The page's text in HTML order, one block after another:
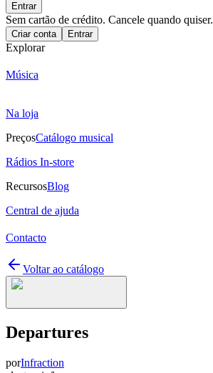
Entrar
Sem cartão de crédito. Cancele quando quiser.
Criar conta Entrar
Explorar
Música
Na loja
PreçosCatálogo musical
Rádios In-store
RecursosBlog
Central de ajuda
Contacto
Voltar ao catálogo
Departures
porInfraction